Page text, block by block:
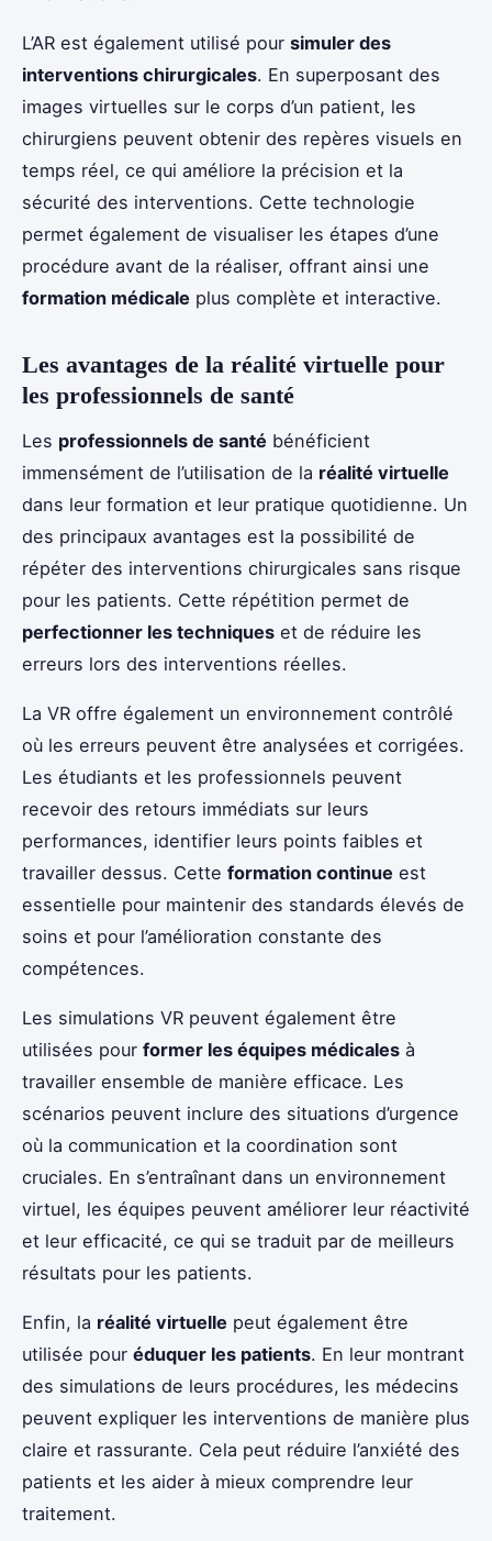
L’AR est également utilisé pour simuler des
interventions chirurgicales. En superposant des
images virtuelles sur le corps d’un patient, les
chirurgiens peuvent obtenir des repères visuels en
temps réel, ce qui améliore la précision et la
sécurité des interventions. Cette technologie
permet également de visualiser les étapes d’une
procédure avant de la réaliser, offrant ainsi une
formation médicale plus complète et interactive.
Les avantages de la réalité virtuelle pour
les professionnels de santé
Les professionnels de santé bénéficient
immensément de l’utilisation de la réalité virtuelle
dans leur formation et leur pratique quotidienne. Un
des principaux avantages est la possibilité de
répéter des interventions chirurgicales sans risque
pour les patients. Cette répétition permet de
perfectionner les techniques et de réduire les
erreurs lors des interventions réelles.
La VR offre également un environnement contrôlé
où les erreurs peuvent être analysées et corrigées.
Les étudiants et les professionnels peuvent
recevoir des retours immédiats sur leurs
performances, identifier leurs points faibles et
travailler dessus. Cette formation continue est
essentielle pour maintenir des standards élevés de
soins et pour l’amélioration constante des
compétences.
Les simulations VR peuvent également être
utilisées pour former les équipes médicales à
travailler ensemble de manière efficace. Les
scénarios peuvent inclure des situations d’urgence
où la communication et la coordination sont
cruciales. En s’entraînant dans un environnement
virtuel, les équipes peuvent améliorer leur réactivité
et leur efficacité, ce qui se traduit par de meilleurs
résultats pour les patients.
Enfin, la réalité virtuelle peut également être
utilisée pour éduquer les patients. En leur montrant
des simulations de leurs procédures, les médecins
peuvent expliquer les interventions de manière plus
claire et rassurante. Cela peut réduire l’anxiété des
patients et les aider à mieux comprendre leur
traitement.